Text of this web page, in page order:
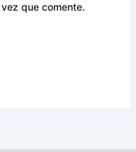
que comente.